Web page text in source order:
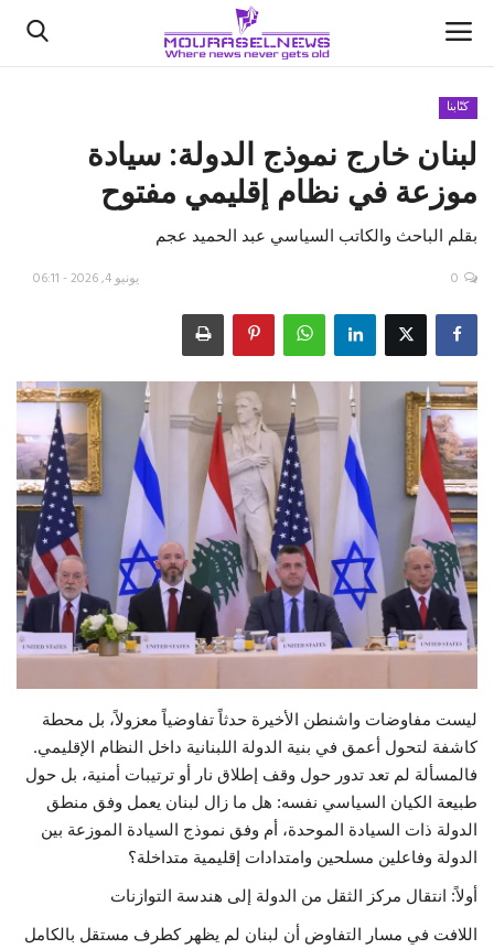
الأخبار
كتّابنا
اقتصاد
علوم وتكنولوجيا
رياضة
فيديو
حياة
كتّابنا
لبنان خارج نموذج الدولة: سيادة
موزعة في نظام إقليمي مفتوح
بقلم الباحث والكاتب السياسي عبد الحميد عجم
يونيو 4, 2026 - 06:11 0
ليست مفاوضات واشنطن الأخيرة حدثاً تفاوضياً معزولاً، بل محطة
كاشفة لتحول أعمق في بنية الدولة اللبنانية داخل النظام الإقليمي.
فالمسألة لم تعد تدور حول وقف إطلاق نار أو ترتيبات أمنية، بل حول
طبيعة الكيان السياسي نفسه: هل ما زال لبنان يعمل وفق منطق
الدولة ذات السيادة الموحدة، أم وفق نموذج السيادة الموزعة بين
الدولة وفاعلين مسلحين وامتدادات إقليمية متداخلة؟
أولاً: انتقال مركز الثقل من الدولة إلى هندسة التوازنات
اللافت في مسار التفاوض أن لبنان لم يظهر كطرف مستقل بالكامل